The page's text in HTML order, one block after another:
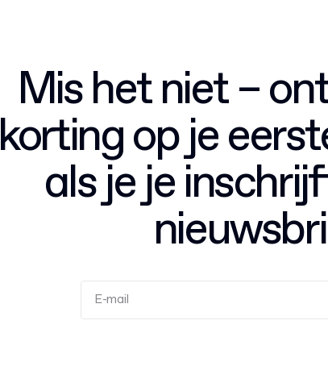
Mis het niet –
korting op je
als je je